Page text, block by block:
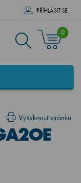
PŘÍHLÁSIT SE
0
Vytisknout stránku